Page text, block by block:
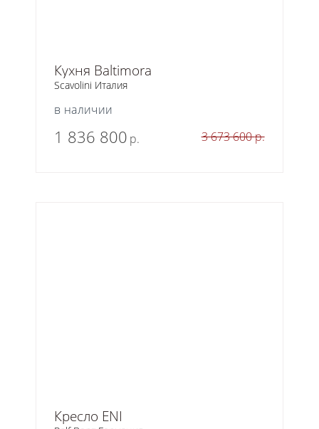
Кухня Baltimora
Scavolini Италия
в наличии
3 673 600р.
1 836 800 р.
Кресло ENI